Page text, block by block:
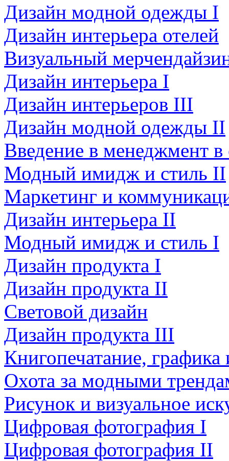
Дизайн модной одежды I
Дизайн интерьера отелей
Визуальный
Дизайн интерьера I
Дизайн интерьеров III
Дизайн модной одежды II
Введение в менеджмент
Модный имидж и стиль II
Маркетинг и
Дизайн интерьера II
Модный имидж и стиль I
Дизайн продукта I
Дизайн продукта II
Световой дизайн
Дизайн продукта III
Книгопечатание,
Охота за модными
Рисунок и визуальное
Цифровая фотография I
Цифровая фотография II